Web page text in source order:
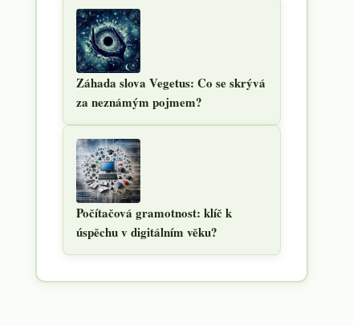
Záhada slova Vegetus: Co se skrývá
za neznámým pojmem?
Počítačová gramotnost: klíč k
úspěchu v digitálním věku?